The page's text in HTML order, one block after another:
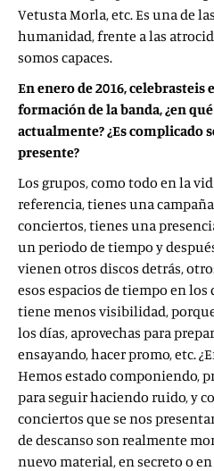
Vetusta Morla, etc. Es una de
humanidad, frente a las
somos capaces.
En enero de 2016, celebrasteis
formación de la banda, ¿en
actualmente? ¿Es complicado
presente?
Los grupos, como todo en la
referencia, tienes una
conciertos, tienes una
un periodo de tiempo y
vienen otros discos detrás,
esos espacios de tiempo en los
tiene menos visibilidad,
los días, aprovechas para
ensayando, hacer promo, etc.
Hemos estado componiendo,
para seguir haciendo ruido, y
conciertos que se nos
de descanso son realmente
nuevo material, en secreto o